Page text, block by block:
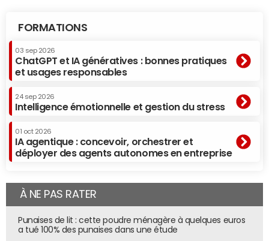
FORMATIONS
03 sep 2026
ChatGPT et IA génératives : bonnes pratiques
et usages responsables
24 sep 2026
Intelligence émotionnelle et gestion du stress
01 oct 2026
IA agentique : concevoir, orchestrer et
déployer des agents autonomes en entreprise
À NE PAS RATER
Punaises de lit : cette poudre ménagère à quelques euros
a tué 100% des punaises dans une étude